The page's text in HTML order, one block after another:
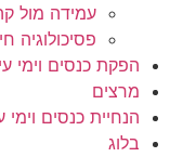
עמידה מול
פסיכולוגיה
הפקת כנסים וימי
מרצים
הנחיית כנסים וימי
בלוג